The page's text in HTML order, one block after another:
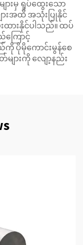
ျားမှ ရှုပ်ထွေးသော
းအထိ အသုံးပြုနိုင်
ားနိုင်ပါသည်။ ထပ်
ကြောင့်
ပိုမိုကောင်းမွန်စေ
တ်များကို လျော့နည်း